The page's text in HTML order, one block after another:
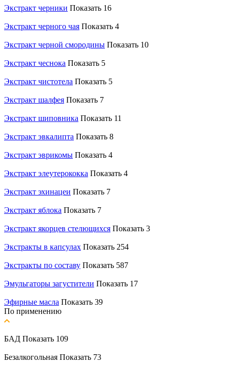
Экстракт черники Показать 16
Экстракт черного чая Показать 4
Экстракт черной смородины Показать 10
Экстракт чеснока Показать 5
Экстракт чистотела Показать 5
Экстракт шалфея Показать 7
Экстракт шиповника Показать 11
Экстракт эвкалипта Показать 8
Экстракт эврикомы Показать 4
Экстракт элеутерококка Показать 4
Экстракт эхинацеи Показать 7
Экстракт яблока Показать 7
Экстракт якорцев стелющихся Показать 3
Экстракты в капсулах Показать 254
Экстракты по составу Показать 587
Эмульгаторы загустители Показать 17
Эфирные масла Показать 39
По применению
БАД Показать 109
Безалкогольная Показать 73